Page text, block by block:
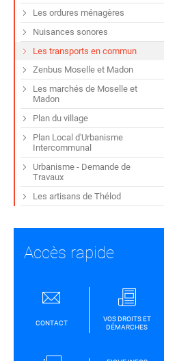
Les ordures ménagères
Nuisances sonores
Les transports en commun
Zenbus Moselle et Madon
Les marchés de Moselle et
Madon
Plan du village
Plan Local d'Urbanisme
Intercommunal
Urbanisme - Demande de
Travaux
Les artisans de Thélod
Accès rapide
CONTACT
VOS DROITS ET
DÉMARCHES